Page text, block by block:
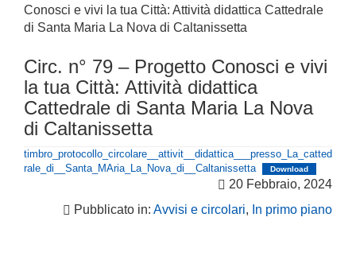
Conosci e vivi la tua Città: Attività didattica Cattedrale
di Santa Maria La Nova di Caltanissetta
Circ. n° 79 – Progetto Conosci e vivi
la tua Città: Attività didattica
Cattedrale di Santa Maria La Nova
di Caltanissetta
timbro_protocollo_circolare__attivit__didattica___presso_La_catted
rale_di__Santa_MAria_La_Nova_di__Caltanissetta
Download
20 Febbraio, 2024
Pubblicato in: Avvisi e circolari, In primo piano